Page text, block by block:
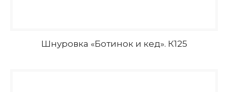
Шнуровка «Ботинок и кед». К125